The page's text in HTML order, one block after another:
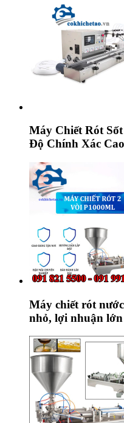
Máy Chiết Rót
Độ Chính Xác Cao
Máy chiết rót
nhỏ, lợi nhuận lớn